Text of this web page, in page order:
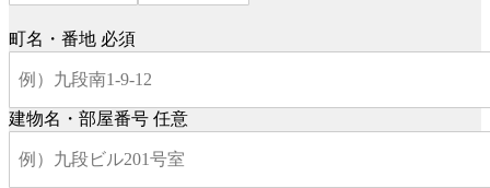
町名・番地 必須
建物名・部屋番号 任意